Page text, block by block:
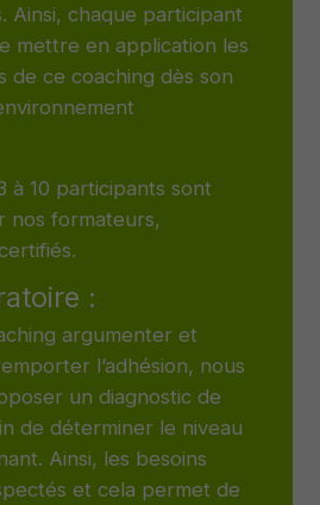
Ainsi, chaque participant
mettre en application les
de ce coaching dès son
à 10 participants sont
nos formateurs,
:
argumenter et
l’adhésion, nous
un diagnostic de
de déterminer le niveau
Ainsi, les besoins
et cela permet de